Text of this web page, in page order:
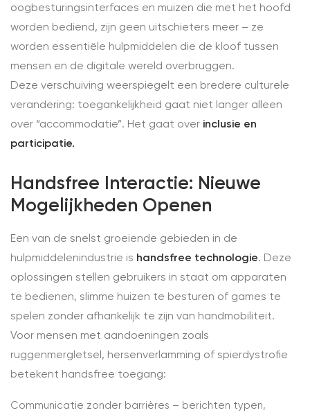
oogbesturingsinterfaces en muizen die met het hoofd
worden bediend, zijn geen uitschieters meer – ze
worden essentiële hulpmiddelen die de kloof tussen
mensen en de digitale wereld overbruggen.
Deze verschuiving weerspiegelt een bredere culturele
verandering: toegankelijkheid gaat niet langer alleen
over “accommodatie”. Het gaat over inclusie en
participatie.
Handsfree Interactie: Nieuwe
Mogelijkheden Openen
Een van de snelst groeiende gebieden in de
hulpmiddelenindustrie is handsfree technologie. Deze
oplossingen stellen gebruikers in staat om apparaten
te bedienen, slimme huizen te besturen of games te
spelen zonder afhankelijk te zijn van handmobiliteit.
Voor mensen met aandoeningen zoals
ruggenmergletsel, hersenverlamming of spierdystrofie
betekent handsfree toegang:
Communicatie zonder barrières – berichten typen,